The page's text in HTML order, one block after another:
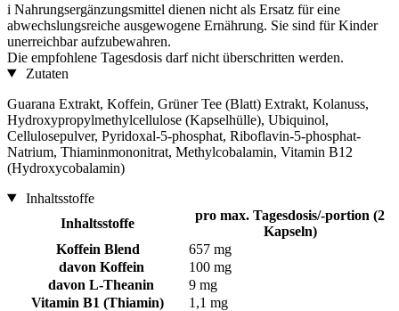
i Nahrungsergänzungsmittel dienen nicht als Ersatz für eine
abwechslungsreiche ausgewogene Ernährung. Sie sind für Kinder
unerreichbar aufzubewahren.
Die empfohlene Tagesdosis darf nicht überschritten werden.
Zutaten
Guarana Extrakt, Koffein, Grüner Tee (Blatt) Extrakt, Kolanuss,
Hydroxypropylmethylcellulose (Kapselhülle), Ubiquinol,
Cellulosepulver, Pyridoxal-5-phosphat, Riboflavin-5-phosphat-
Natrium, Thiaminmononitrat, Methylcobalamin, Vitamin B12
(Hydroxycobalamin)
Inhaltsstoffe
Inhaltsstoffe
pro max. Tagesdosis/-portion (2
Kapseln)
Koffein Blend
657 mg
davon Koffein
100 mg
davon L-Theanin
9 mg
Vitamin B1 (Thiamin)
1,1 mg